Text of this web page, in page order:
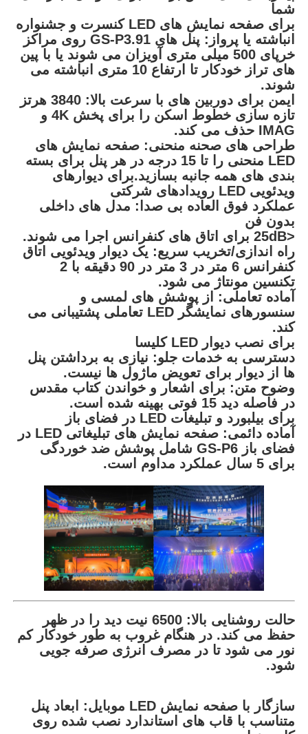
شما
برای صفحه نمایش های LED کنسرت و جشنواره
انباشته یا پرواز: پنل های GS-P3.91 روی مراکز
خرپای 500 میلی متری آویزان می شوند یا با پین
های تراز خودکار تا ارتفاع 10 متری انباشته می
شوند.
ایمن برای دوربین های با سرعت بالا: 3840 هرتز
تازه سازی خطوط اسکن را برای پخش 4K و
IMAG حذف می کند.
طراحی های صحنه منحنی: صفحه نمایش های
LED منحنی را تا 15 درجه در هر پنل برای بسته
بندی های همه جانبه بسازید.برای دیوارهای
ویدئویی LED رویدادهای شرکتی
عملکرد فوق العاده بی صدا: مدل های داخلی
بدون فن
<25dB برای اتاق های کنفرانس اجرا می شوند.
راه اندازی/تخریب سریع: یک دیوار ویدئویی اتاق
کنفرانس 6 متر در 3 متر در 90 دقیقه با 2
تکنسین مونتاژ می شود.
آماده تعاملی: از پوشش های لمسی و
سنسورهای نمایشگر LED تعاملی پشتیبانی می
کند.
برای نصب دیوار LED کلیسا
دسترسی به خدمات جلو: نیازی به برداشتن پنل
ها از دیوار برای تعویض ماژول ها نیست.
وضوح متن: برای اشعار و خواندن کتاب مقدس
در فاصله دید 15 فوتی بهینه شده است.
برای بیلبورد و تبلیغات LED در فضای باز
آماده دائمی: صفحه نمایش های تبلیغاتی LED در
فضای باز GS-P6 شامل پوشش ضد خوردگی
برای 5 سال عملکرد مداوم است.
حالت روشنایی بالا: 6500 نیت دید را در ظهر
حفظ می کند. در هنگام غروب به طور خودکار کم
نور می شود تا در مصرف انرژی صرفه جویی
شود.
سازگار با صفحه نمایش LED موبایل: ابعاد پنل
متناسب با قاب های استاندارد نصب شده روی